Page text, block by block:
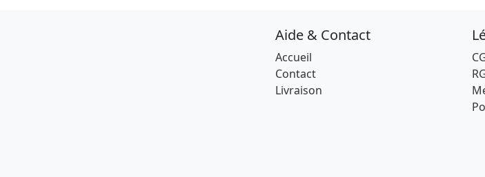
Aide & Contact
Accueil
Contact
Livraison